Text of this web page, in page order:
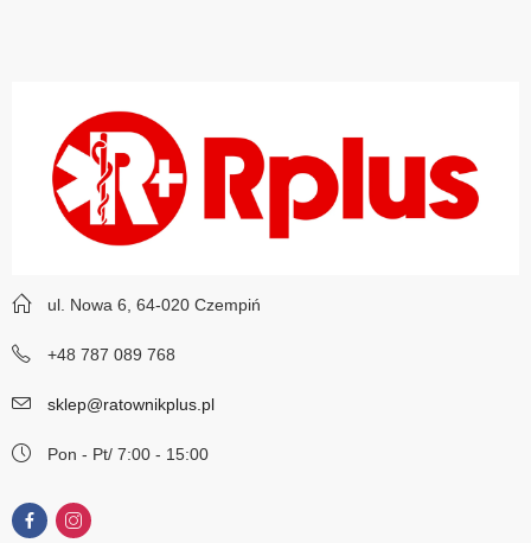
ul. Nowa 6, 64-020 Czempiń
+48 787 089 768
sklep@ratownikplus.pl
Pon - Pt/ 7:00 - 15:00